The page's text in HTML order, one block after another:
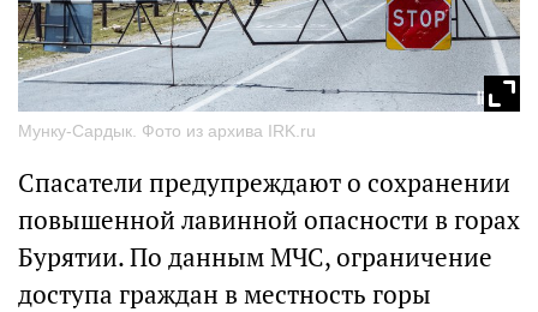
Мунку-Сардык. Фото из архива IRK.ru
Спасатели предупреждают о сохранении
повышенной лавинной опасности в горах
Бурятии. По данным МЧС, ограничение
доступа граждан в местность горы